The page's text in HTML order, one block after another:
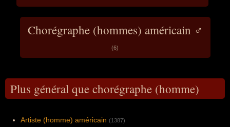
Chorégraphe (hommes) américain ♂
(6)
Plus général que chorégraphe (homme)
Artiste (homme) américain (1387)